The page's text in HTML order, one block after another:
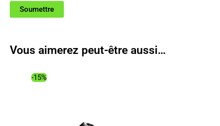
Vous aimerez peut-être aussi…
-15%